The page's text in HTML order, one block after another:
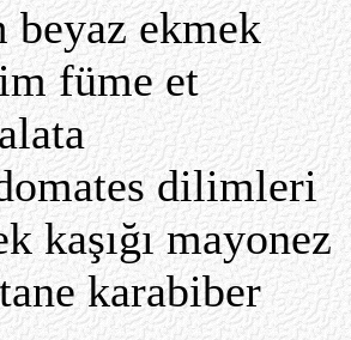
ekmek
füme et
dilimleri
kaşığı mayonez
karabiber